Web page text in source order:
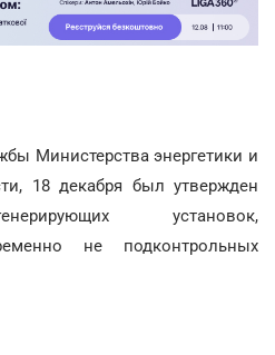
Министерства энергетики и
18 декабря был утвержден
установок,
не подконтрольных